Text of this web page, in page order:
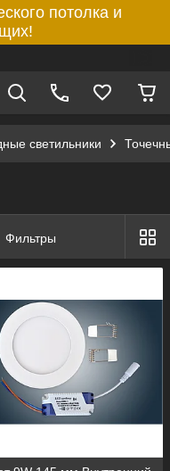
потолка и
светильники
Фильтры